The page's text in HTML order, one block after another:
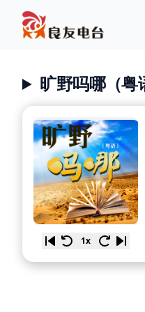
旷野吗哪（粤
1x